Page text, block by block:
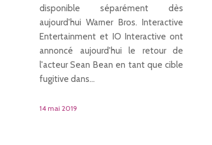
disponible séparément dès
aujourd'hui Warner Bros. Interactive
Entertainment et IO Interactive ont
annoncé aujourd'hui le retour de
l'acteur Sean Bean en tant que cible
fugitive dans…
14 mai 2019